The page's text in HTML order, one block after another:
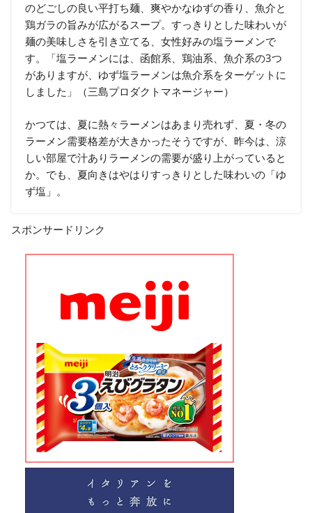
のどごしの良い平打ち麺、爽やかなゆずの香り、魚介と
鶏ガラの旨みが広がるスープ。すっきりとした味わいが
麺の美味しさを引き立てる、女性好みの塩ラーメンで
す。「塩ラーメンには、函館系、鶏油系、魚介系の3つ
がありますが、ゆず塩ラーメンは魚介系をターゲットに
しました」（三島プロダクトマネージャー）
かつては、夏に熱々ラーメンはあまり売れず、夏・冬の
ラーメン需要格差が大きかったそうですが、昨今は、涼
しい部屋で汁ありラーメンの需要が盛り上がっていると
か。でも、夏向きはやはりすっきりとした味わいの「ゆ
ず塩」。
スポンサードリンク